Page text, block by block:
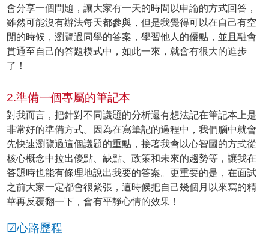
會分享一個問題，讓大家有一天的時間以申論的方式回答，
雖然可能沒有辦法每天都參與，但是我覺得可以在自己有空
閒的時候，瀏覽過同學的答案，學習他人的優點，並且融會
貫通至自己的答題模式中，如此一來，就會有很大的進步
了！
2.準備一個專屬的筆記本
對我而言，把針對不同議題的分析還有想法記在筆記本上是
非常好的準備方式。因為在寫筆記的過程中，我們腦中就會
先快速瀏覽過這個議題的重點，接著我會以心智圖的方式從
核心概念中拉出優點、缺點、政策和未來的趨勢等，讓我在
答題時也能有條理地說出我要的答案。更重要的是，在面試
之前大家一定都會很緊張，這時候把自己幾個月以來寫的精
華再反覆翻一下，會有平靜心情的效果！
☑心路歷程